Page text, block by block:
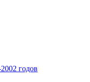
годов